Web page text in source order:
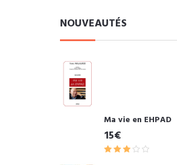
NOUVEAUTÉS
Ma vie en EHPAD
15€